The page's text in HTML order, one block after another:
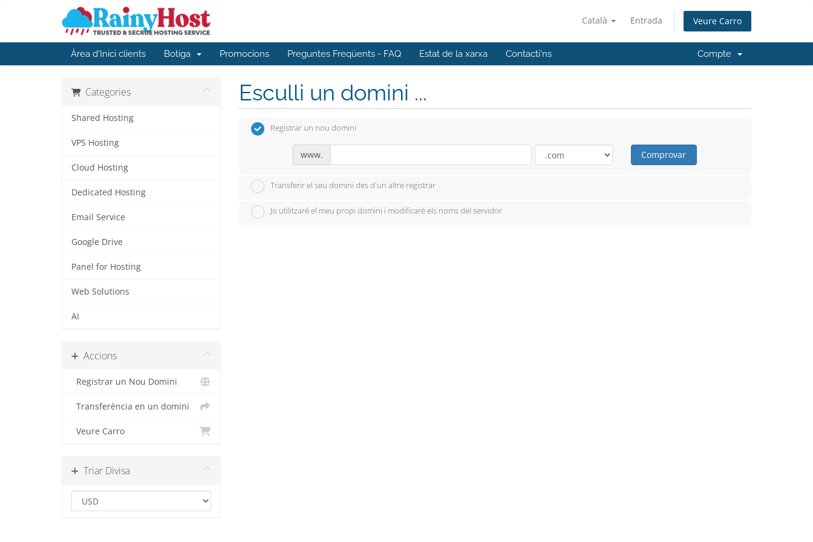
Català Entrada Veure Carro
Àrea d'Inici clients Botiga Promocions Preguntes Freqüents - FAQ Estat de la xarxa Contacti'ns Compte
Categories
Shared Hosting
VPS Hosting
Cloud Hosting
Dedicated Hosting
Email Service
Google Drive
Panel for Hosting
Web Solutions
AI
Accions
Registrar un Nou Domini
Transferència en un domini
Veure Carro
Triar Divisa
Esculli un domini ...
Registrar un nou domini
www. Comprovar
Transferir el seu domini des d'un altre registrar
Jo utilitzaré el meu propi domini i modificaré els noms del servidor